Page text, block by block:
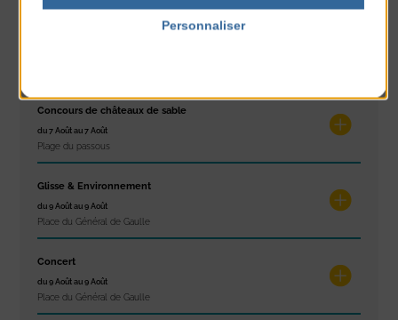
Concours de châteaux de sable
du 7 Août au 7 Août
Plage du passous
Glisse & Environnement
du 9 Août au 9 Août
Place du Général de Gaulle
Concert
du 9 Août au 9 Août
Place du Général de Gaulle
Personnaliser